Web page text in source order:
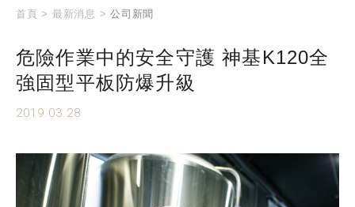
首頁 > 最新消息 > 公司新聞
危險作業中的安全守護 神基K120全
強固型平板防爆升級
2019.03.28